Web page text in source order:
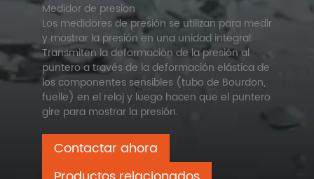
Medidor de presion
Los medidores de presión se utilizan para medir
y mostrar la presión en una unidad integral.
Transmiten la deformación de la presión al
puntero a través de la deformación elástica de
los componentes sensibles (tubo de Bourdon,
fuelle) en el reloj y luego hacen que el puntero
gire para mostrar la presión.
Contactar ahora